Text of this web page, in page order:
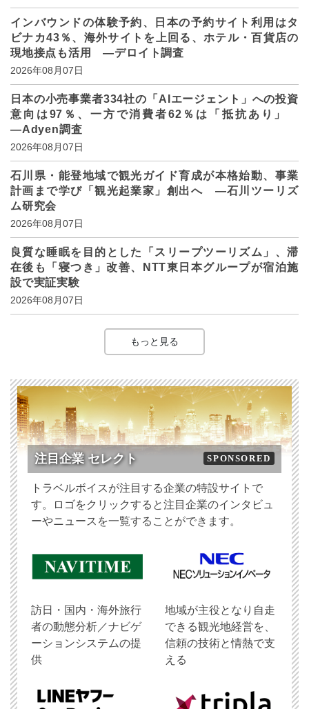
インバウンドの体験予約、日本の予約サイト利用はタ
ビナカ43％、海外サイトを上回る、ホテル・百貨店の
現地接点も活用 ―デロイト調査
2026年08月07日
日本の小売事業者334社の「AIエージェント」への投資
意向は97％、一方で消費者62％は「抵抗あり」
―Adyen調査
2026年08月07日
石川県・能登地域で観光ガイド育成が本格始動、事業
計画まで学び「観光起業家」創出へ ―石川ツーリズ
ム研究会
2026年08月07日
良質な睡眠を目的とした「スリープツーリズム」、滞
在後も「寝つき」改善、NTT東日本グループが宿泊施
設で実証実験
2026年08月07日
もっと見る
注目企業 セレクト SPONSORED
トラベルボイスが注目する企業の特設サイトで
す。ロゴをクリックすると注目企業のインタビュ
ーやニュースを一覧することができます。
訪日・国内・海外旅行
者の動態分析／ナビゲ
ーションシステムの提
供
地域が主役となり自走
できる観光地経営を、
信頼の技術と情熱で支
える